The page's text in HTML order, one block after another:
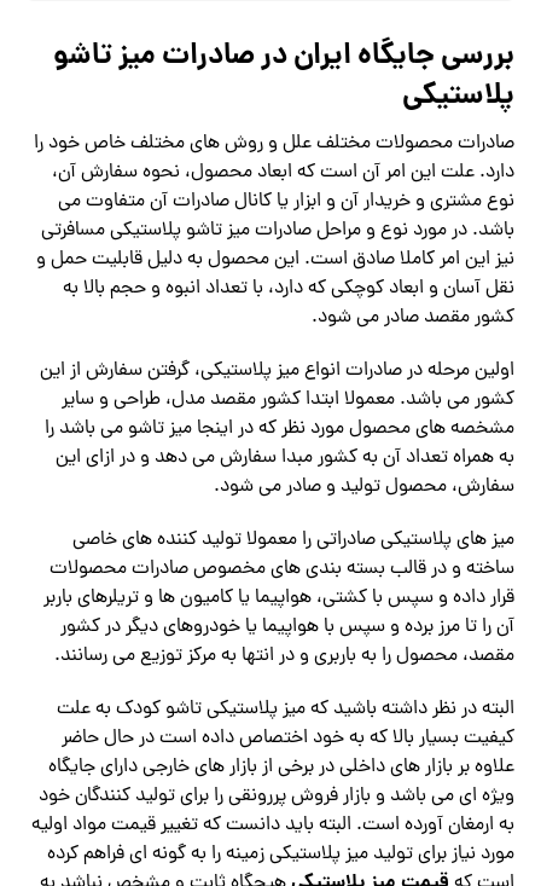
بررسی جایگاه ایران در صادرات میز تاشو
پلاستیکی
صادرات محصولات مختلف علل و روش های مختلف خاص خود را
دارد. علت این امر آن است که ابعاد محصول، نحوه سفارش آن،
نوع مشتری و خریدار آن و ابزار یا کانال صادرات آن متفاوت می
باشد. در مورد نوع و مراحل صادرات میز تاشو پلاستیکی مسافرتی
نیز این امر کاملا صادق است. این محصول به دلیل قابلیت حمل و
نقل آسان و ابعاد کوچکی که دارد، با تعداد انبوه و حجم بالا به
کشور مقصد صادر می شود.
اولین مرحله در صادرات انواع میز پلاستیکی، گرفتن سفارش از این
کشور می باشد. معمولا ابتدا کشور مقصد مدل، طراحی و سایر
مشخصه های محصول مورد نظر که در اینجا میز تاشو می باشد را
به همراه تعداد آن به کشور مبدا سفارش می دهد و در ازای این
سفارش، محصول تولید و صادر می شود.
میز های پلاستیکی صادراتی را معمولا تولید کننده های خاصی
ساخته و در قالب بسته بندی های مخصوص صادرات محصولات
قرار داده و سپس با کشتی، هواپیما یا کامیون ها و تریلرهای باربر
آن را تا مرز برده و سپس با هواپیما یا خودروهای دیگر در کشور
مقصد، محصول را به باربری و در انتها به مرکز توزیع می رسانند.
البته در نظر داشته باشید که میز پلاستیکی تاشو کودک به علت
کیفیت بسیار بالا که به خود اختصاص داده است در حال حاضر
علاوه بر بازار های داخلی در برخی از بازار های خارجی دارای جایگاه
ویژه ای می باشد و بازار فروش پررونقی را برای تولید کنندگان خود
به ارمغان آورده است. البته باید دانست که تغییر قیمت مواد اولیه
مورد نیاز برای تولید میز پلاستیکی زمینه را به گونه‌ ای فراهم کرده